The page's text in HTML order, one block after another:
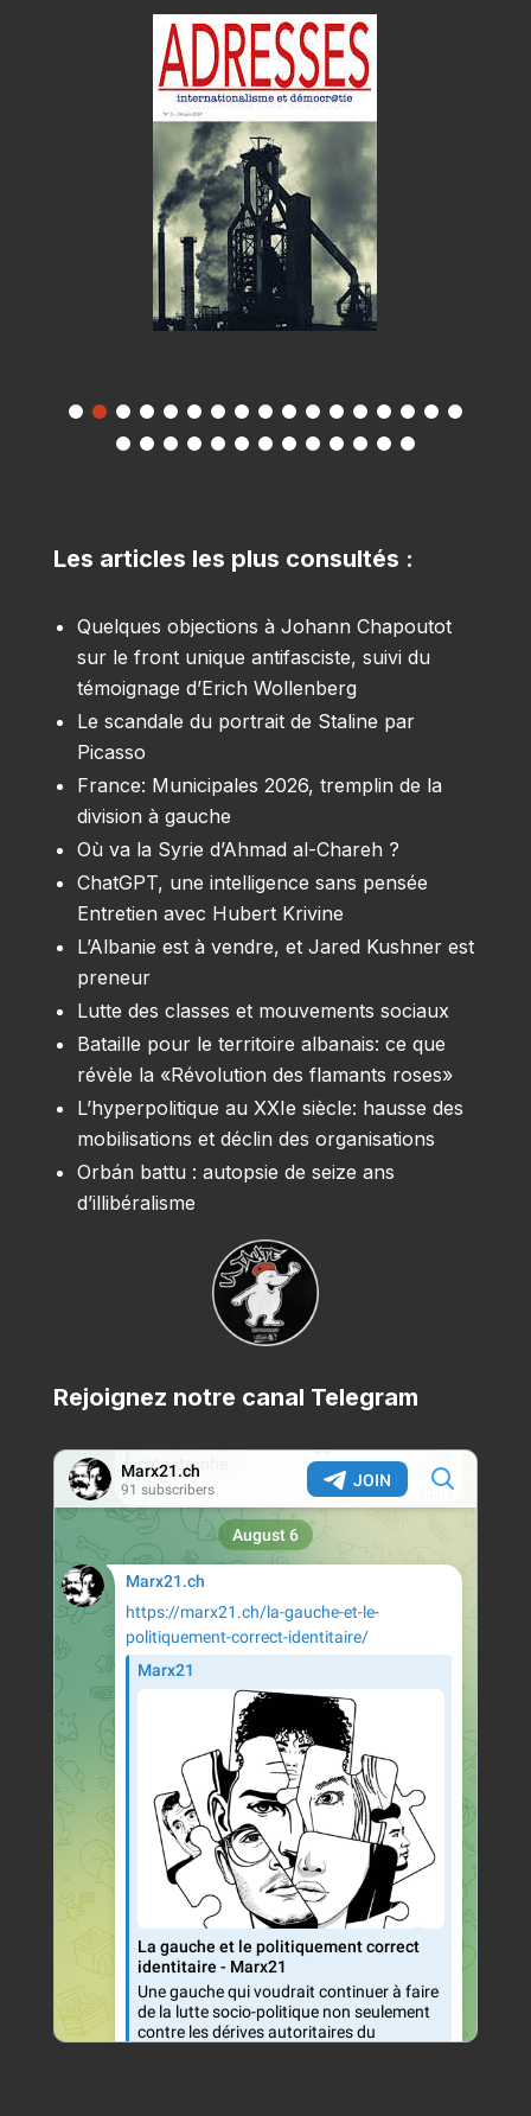
Les articles les plus consultés :
Quelques objections à Johann Chapoutot
sur le front unique antifasciste, suivi du
témoignage d’Erich Wollenberg
Le scandale du portrait de Staline par
Picasso
France: Municipales 2026, tremplin de la
division à gauche
Où va la Syrie d’Ahmad al-Chareh ?
ChatGPT, une intelligence sans pensée
Entretien avec Hubert Krivine
L’Albanie est à vendre, et Jared Kushner est
preneur
Lutte des classes et mouvements sociaux
Bataille pour le territoire albanais: ce que
révèle la «Révolution des flamants roses»
L’hyperpolitique au XXIe siècle: hausse des
mobilisations et déclin des organisations
Orbán battu : autopsie de seize ans
d’illibéralisme
Rejoignez notre canal Telegram